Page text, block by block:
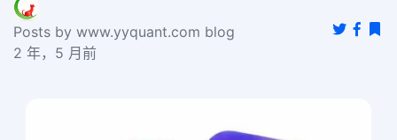
Posts by www.yyquant.com blog
2 年，5 月前